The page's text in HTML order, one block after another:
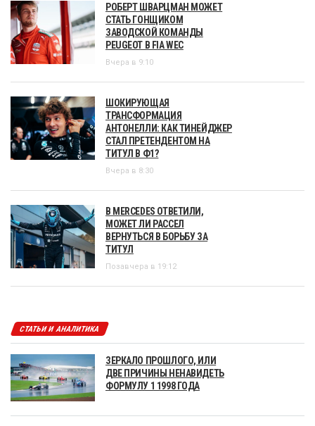
РОБЕРТ ШВАРЦМАН МОЖЕТ
СТАТЬ ГОНЩИКОМ
ЗАВОДСКОЙ КОМАНДЫ
PEUGEOT В FIA WEC
Вчера в 9:10
ШОКИРУЮЩАЯ
ТРАНСФОРМАЦИЯ
АНТОНЕЛЛИ: КАК ТИНЕЙДЖЕР
СТАЛ ПРЕТЕНДЕНТОМ НА
ТИТУЛ В Ф1?
Вчера в 8:30
В MERCEDES ОТВЕТИЛИ,
МОЖЕТ ЛИ РАССЕЛ
ВЕРНУТЬСЯ В БОРЬБУ ЗА
ТИТУЛ
Позавчера в 19:12
СТАТЬИ И АНАЛИТИКА
ЗЕРКАЛО ПРОШЛОГО, ИЛИ
ДВЕ ПРИЧИНЫ НЕНАВИДЕТЬ
ФОРМУЛУ 1 1998 ГОДА